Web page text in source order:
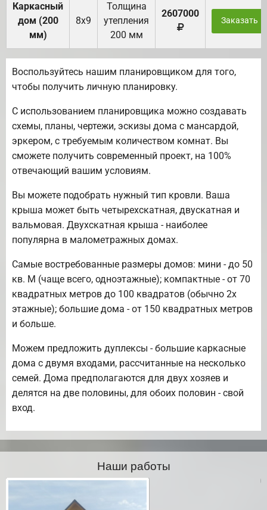
Каркасный
дом (200
мм)
8х9
Толщина
утепления
200 мм
2607000
Заказать
Воспользуйтесь нашим планировщиком для того,
чтобы получить личную планировку.
С использованием планировщика можно создавать
схемы, планы, чертежи, эскизы дома с мансардой,
эркером, с требуемым количеством комнат. Вы
сможете получить современный проект, на 100%
отвечающий вашим условиям.
Вы можете подобрать нужный тип кровли. Ваша
крыша может быть четырехскатная, двускатная и
вальмовая. Двухскатная крыша - наиболее
популярна в малометражных домах.
Самые востребованные размеры домов: мини - до 50
кв. М (чаще всего, одноэтажные); компактные - от 70
квадратных метров до 100 квадратов (обычно 2х
этажные); большие дома - от 150 квадратных метров
и больше.
Можем предложить дуплексы - большие каркасные
дома с двумя входами, рассчитанные на несколько
семей. Дома предполагаются для двух хозяев и
делятся на две половины, для обоих половин - свой
вход.
Наши работы